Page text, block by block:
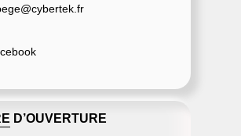
D’OUVERTURE